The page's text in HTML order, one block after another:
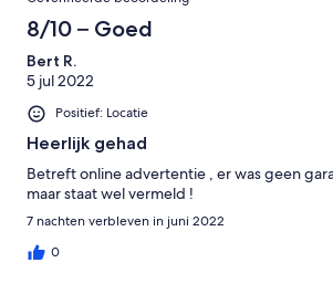
omgeving e.d. Je moet wel zelf
meenemen en zelf de eindschoonmaak
betalen). Je zult in het huisje af en toe je
kleiner bent dan 1 meter 60 of tenzij je in
vergeten dat de doorgangen tussen de
8/10 – Goed
Bert R.
5 jul 2022
Positief: Locatie
Heerlijk gehad
Betreft online advertentie , er was geen
maar staat wel vermeld !
7 nachten verbleven in juni 2022
0